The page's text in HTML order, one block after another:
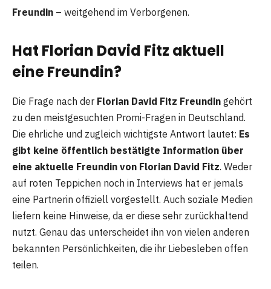
Freundin – weitgehend im Verborgenen.
Hat Florian David Fitz aktuell
eine Freundin?
Die Frage nach der Florian David Fitz Freundin gehört
zu den meistgesuchten Promi-Fragen in Deutschland.
Die ehrliche und zugleich wichtigste Antwort lautet: Es
gibt keine öffentlich bestätigte Information über
eine aktuelle Freundin von Florian David Fitz. Weder
auf roten Teppichen noch in Interviews hat er jemals
eine Partnerin offiziell vorgestellt. Auch soziale Medien
liefern keine Hinweise, da er diese sehr zurückhaltend
nutzt. Genau das unterscheidet ihn von vielen anderen
bekannten Persönlichkeiten, die ihr Liebesleben offen
teilen.